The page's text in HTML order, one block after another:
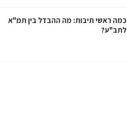
כמה ראשי תיבות: מה ההבדל בין תמ"א
לתב"ע?